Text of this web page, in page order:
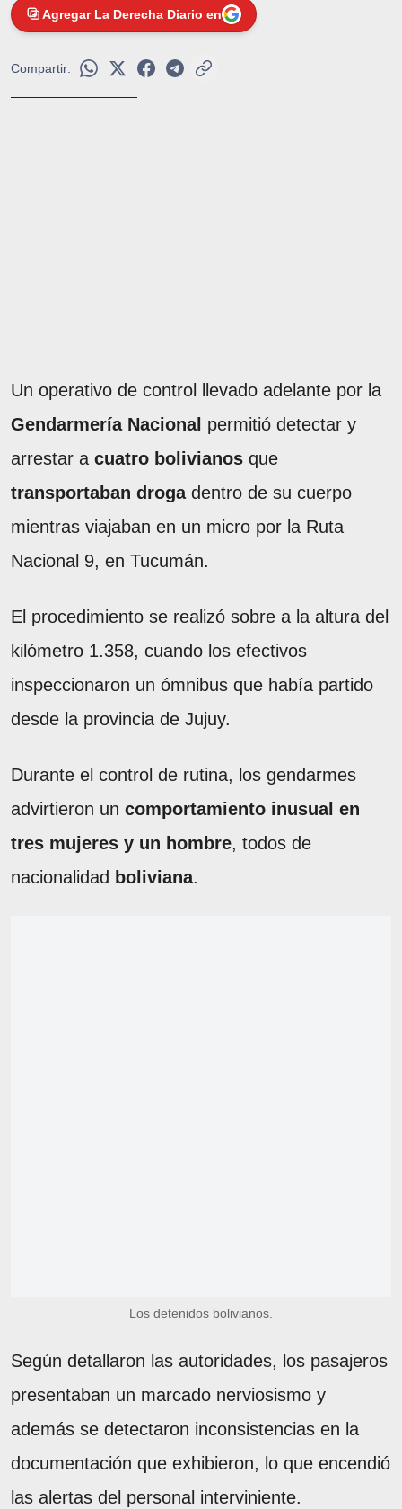
Agregar La Derecha Diario en
Compartir:
Un operativo de control llevado adelante por la
Gendarmería Nacional permitió detectar y
arrestar a cuatro bolivianos que
transportaban drogadentro de su cuerpo
mientras viajaban en un micro por la Ruta
Nacional 9, en Tucumán.
El procedimiento se realizó sobre a la altura del
kilómetro 1.358, cuando los efectivos
inspeccionaron un ómnibus que había partido
desde la provincia de Jujuy.
Durante el control de rutina, los gendarmes
advirtieron un comportamiento inusual en
tres mujeres y un hombre, todos de
nacionalidad boliviana.
Los detenidos bolivianos.
Según detallaron las autoridades, los pasajeros
presentaban un marcado nerviosismo y
además se detectaron inconsistencias en la
documentación que exhibieron, lo que encendió
las alertas del personal interviniente.